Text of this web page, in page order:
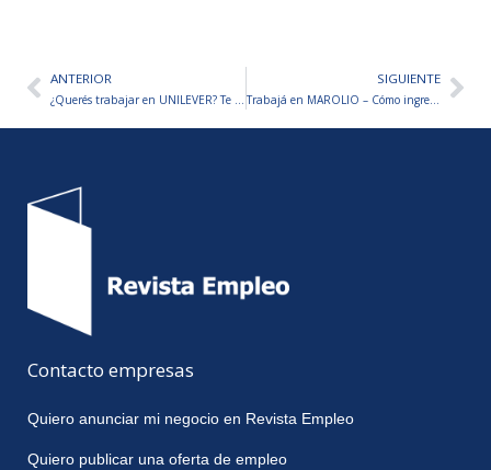
AntANTERIOR
¿Querés trabajar en UNILEVER? Te explicamos cómo hacer
SIGUIENTE
Trabajá en MAROLIO – Cómo ingresar a la empresa
Contacto empresas
Quiero anunciar mi negocio en Revista Empleo
Quiero publicar una oferta de empleo